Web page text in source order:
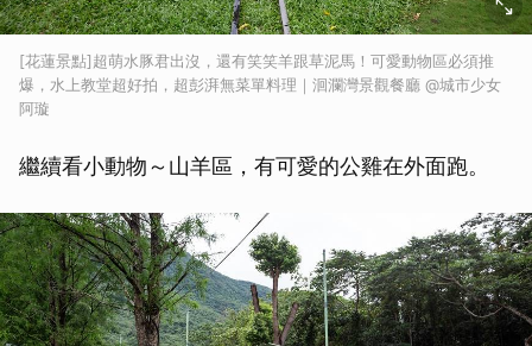
[花蓮景點]超萌水豚君出沒，還有笑笑羊跟草泥馬！可愛動物區必須推
爆，水上教堂超好拍，超彭湃無菜單料理｜洄瀾灣景觀餐廳 @城市少女
阿璇
繼續看小動物～山羊區，有可愛的公雞在外面跑。